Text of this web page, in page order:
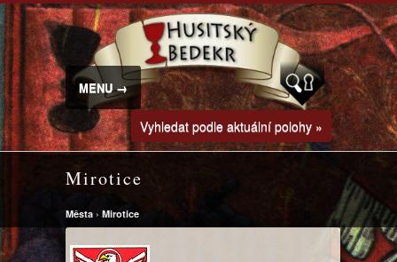
MENU →
Vyhledat podle aktuální polohy »
Mirotice
Města › Mirotice